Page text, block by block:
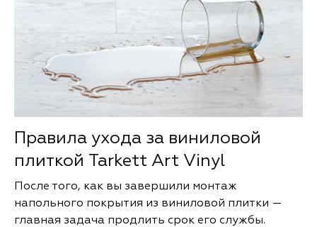
Правила ухода за виниловой
плиткой Tarkett Art Vinyl
После того, как вы завершили монтаж
напольного покрытия из виниловой плитки —
главная задача продлить срок его службы.